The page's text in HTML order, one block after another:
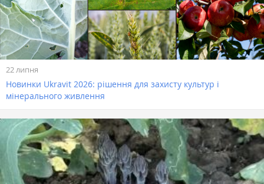
22 липня
Новинки Ukravit 2026: рішення для захисту культур і
мінерального живлення